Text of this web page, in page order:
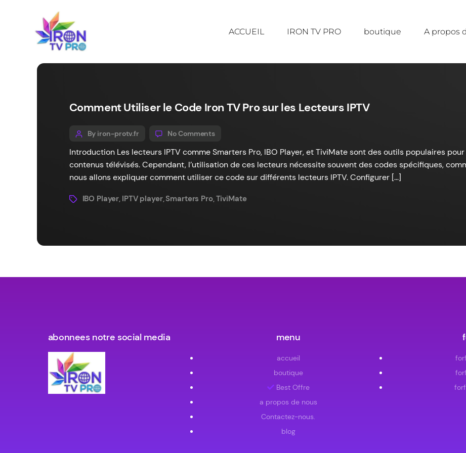
ACCUEIL IRON TV PRO boutique A propos
Comment Utiliser le Code Iron TV Pro sur les Lecteurs IPTV
By iron-protv.fr No Comments
Introduction Les lecteurs IPTV comme Smarters Pro, IBO Player, et TiviMate sont des outils populaires
contenus télévisés. Cependant, l’utilisation de ces lecteurs nécessite souvent des codes spécifiques,
nous allons expliquer comment utiliser ce code sur différents lecteurs IPTV. Configurer […]
IBO Player, IPTV player,Smarters Pro,TiviMate
abonnees notre social media menu
accueil
boutique
Best Offre
a propos de nous
Contactez-nous.
blog